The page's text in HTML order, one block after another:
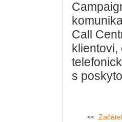
Call
s
<<